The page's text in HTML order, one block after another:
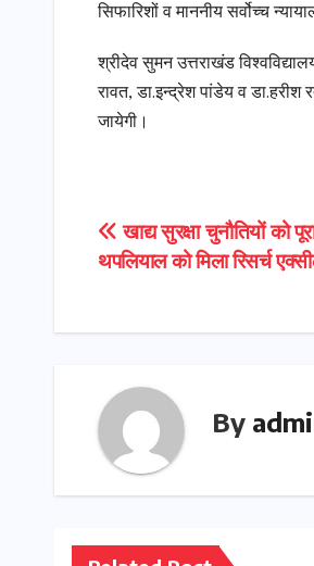
सिफारिशों व माननीय सर्वोच्च
श्रीदेव सुमन उत्तराखंड
रावत, डा.इन्द्रेश पांडेय व
जायेगी।
Post
खाद्य सुरक्षा चुनौतियों को
थपलियाल को मिला रिसर्च
By